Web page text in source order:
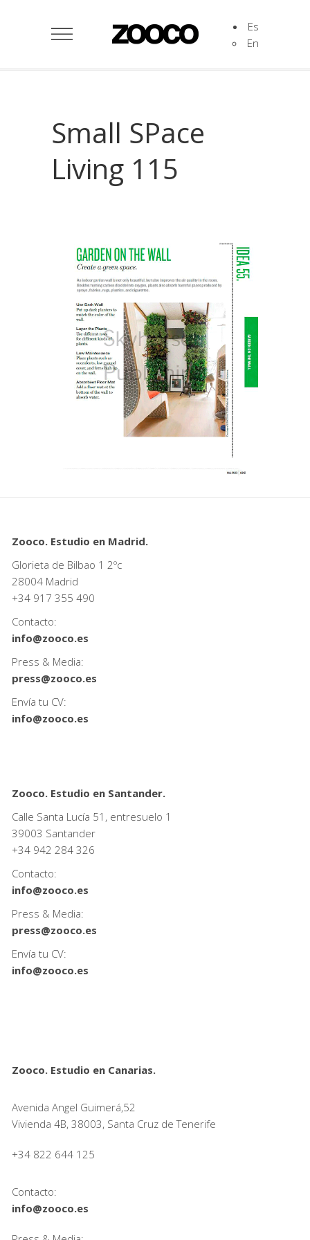
Es
En
Small SPace
Living 115
Zooco. Estudio en Madrid.
Glorieta de Bilbao 1 2ºc
28004 Madrid
+34 917 355 490
Contacto:
info@zooco.es
Press & Media:
press@zooco.es
Envía tu CV:
info@zooco.es
Zooco. Estudio en Santander.
Calle Santa Lucía 51, entresuelo 1
39003 Santander
+34 942 284 326
Contacto:
info@zooco.es
Press & Media:
press@zooco.es
Envía tu CV:
info@zooco.es
Zooco. Estudio en Canarias.
Avenida Angel Guimerá,52
Vivienda 4B, 38003, Santa Cruz de Tenerife
+34 822 644 125
Contacto:
info@zooco.es